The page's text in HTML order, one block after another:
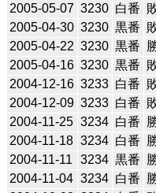
2005-05-07 3230 白番
2005-04-30 3230 黒番
2005-04-22 3230 黒番
2005-04-16 3230 黒番
2004-12-16 3233 白番
2004-12-09 3233 白番
2004-11-25 3234 白番
2004-11-18 3234 白番
2004-11-11
3234 黒番
2004-11-04 3234 白番